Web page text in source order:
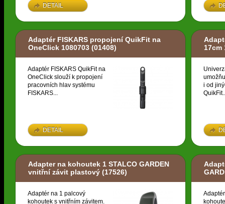
DETAIL
Adaptér FISKARS propojení QuikFit na
OneClick 1080703 (01408)
Adaptér FISKARS QuikFit na
OneClick slouží k propojení
pracovních hlav systému
FISKARS...
DETAIL
17cm
i od
Adapter na kohoutek 1 STALCO GARDEN
vnitřní závit plastový (17526)
Adaptér na 1 palcový
kohoutek s vnitřním závitem.